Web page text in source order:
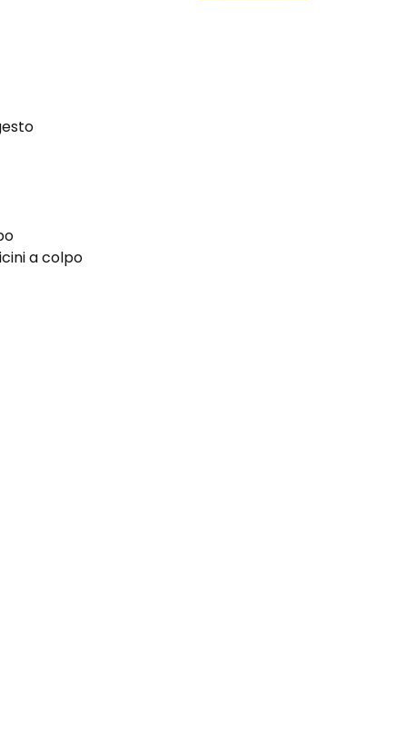
a colpo